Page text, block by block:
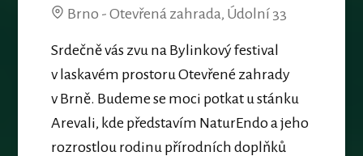
Brno - Otevřená zahrada, Údolní 33
Srdečně vás zvu na Bylinkový festival
v laskavém prostoru Otevřené zahrady
v Brně. Budeme se moci potkat u stánku
Arevali, kde představím NaturEndo a jeho
rozrostlou rodinu přírodních doplňků